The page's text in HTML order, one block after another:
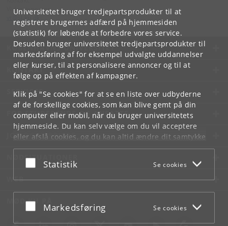
Universitetet bruger tredjepartsprodukter til at
registrere brugernes adfærd på hjemmesiden
(statistik) for løbende at forbedre vores service.
Desuden bruger universitetet tredjepartsprodukter til
markedsføring af for eksempel udvalgte uddannelser
eller kurser, til at personalisere annoncer og til at
følge op på effekten af kampagner.
Klik på "Se cookies" for at se en liste over udbyderne
af de forskellige cookies, som kan blive gemt på din
computer eller mobil, når du bruger universitetets
hjemmeside. Du kan selv vælge om du vil acceptere
eller afslå cookies, og du kan altid ændre dit samtykke
underCookie- og privatlivspolitiksom du finder i
bunden af hver side.
Acceptér eller afslå
Statistik Se cookies
Acceptér eller afslå
Markedsføring Se cookies
Videntjenesten
ku
KØBENHAVNS UNIVERSITET
KONTAKT
SERVICES
FOR STUDERENDE OG ANSATTE
JOB OG KARRIERE
NØDSITUATIONER
WEB
MØD KU PÅ